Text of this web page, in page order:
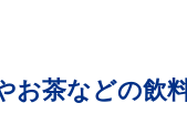
茶などの飲